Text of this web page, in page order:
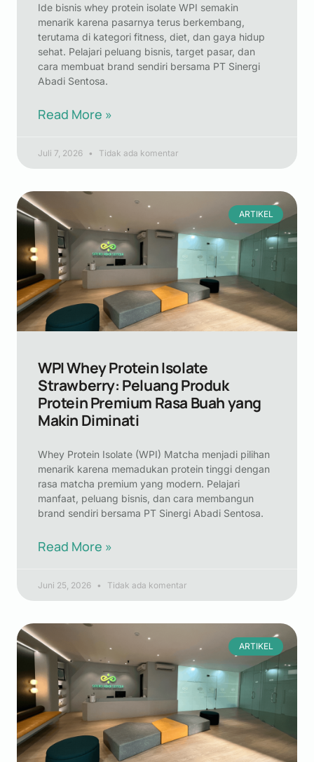
Ide bisnis whey protein isolate WPI semakin
menarik karena pasarnya terus berkembang,
terutama di kategori fitness, diet, dan gaya hidup
sehat. Pelajari peluang bisnis, target pasar, dan
cara membuat brand sendiri bersama PT Sinergi
Abadi Sentosa.
Read More »
Juli 7, 2026 Tidak ada komentar
ARTIKEL
WPI Whey Protein Isolate
Strawberry: Peluang Produk
Protein Premium Rasa Buah yang
Makin Diminati
Whey Protein Isolate (WPI) Matcha menjadi pilihan
menarik karena memadukan protein tinggi dengan
rasa matcha premium yang modern. Pelajari
manfaat, peluang bisnis, dan cara membangun
brand sendiri bersama PT Sinergi Abadi Sentosa.
Read More »
Juni 25, 2026 Tidak ada komentar
ARTIKEL